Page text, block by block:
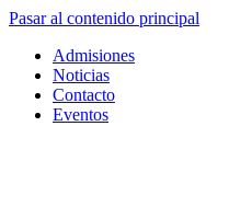
Pasar al contenido principal
Admisiones
Noticias
Contacto
Eventos